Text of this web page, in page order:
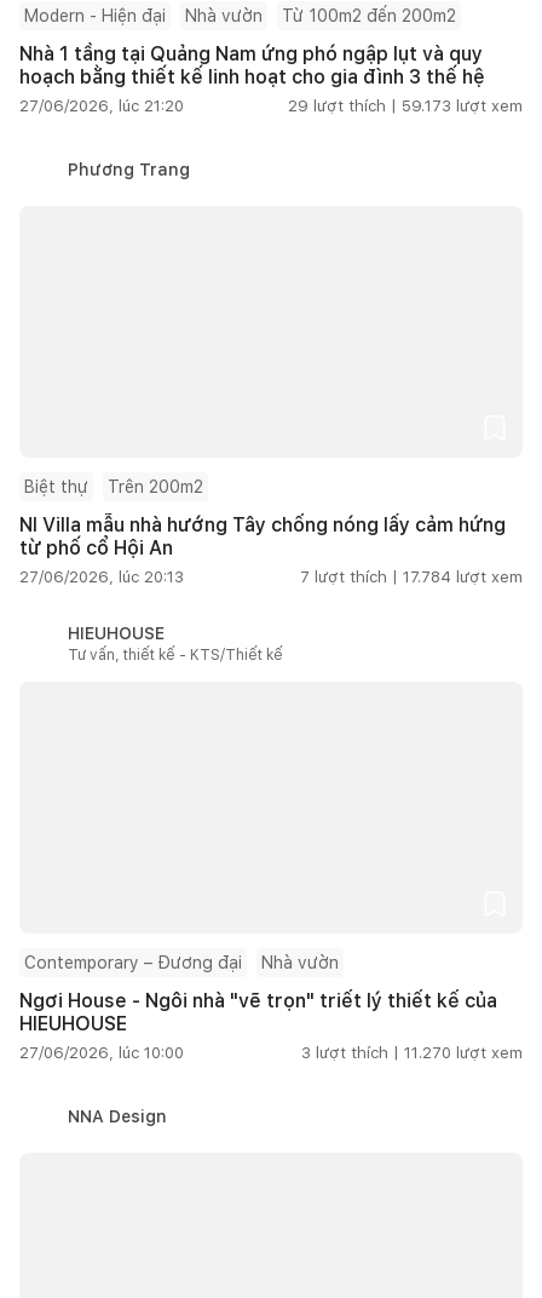
Modern - Hiện đại Nhà vườn Từ 100m2 đến 200m2
Nhà 1 tầng tại Quảng Nam ứng phó ngập lụt và quy
hoạch bằng thiết kế linh hoạt cho gia đình 3 thế hệ
27/06/2026, lúc 21:20 29 lượt thích | 59.173 lượt xem
Phương Trang
Biệt thự Trên 200m2
NI Villa mẫu nhà hướng Tây chống nóng lấy cảm hứng
từ phố cổ Hội An
27/06/2026, lúc 20:13 7 lượt thích | 17.784 lượt xem
HIEUHOUSE
Tư vấn, thiết kế - KTS/Thiết kế
Contemporary – Đương đại Nhà vườn
Ngơi House - Ngôi nhà "vẽ trọn" triết lý thiết kế của
HIEUHOUSE
27/06/2026, lúc 10:00 3 lượt thích | 11.270 lượt xem
NNA Design